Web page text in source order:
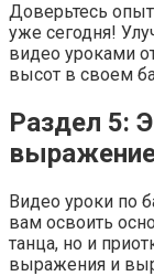
Доверьтесь
уже сегодня!
видео уроками
высот в своем
Раздел 5:
Видео уроки по
вам освоить
танца, но и
выражения и